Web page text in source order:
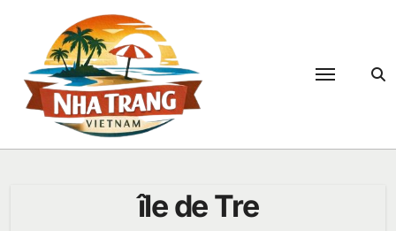
contenu
île de Tre